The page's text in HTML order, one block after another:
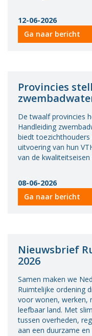
12-06-2026
Ga naar bericht
Provincies
De twaalf provincies
Handleiding
biedt
uitvoering van hun
van de
08-06-2026
Ga naar bericht
Nieuwsbrief
2026
Samen maken we
Ruimtelijke ordening
voor wonen, werken,
leefbaar land. Met
tussen overheden,
aan een duurzame